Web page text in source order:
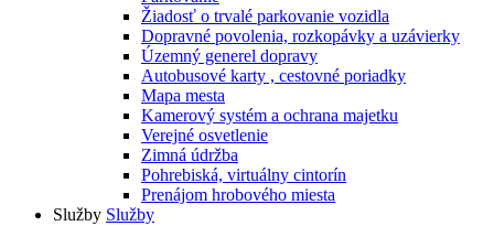
Žiadosť o trvalé parkovanie vozidla
Dopravné povolenia, rozkopávky a uzávierky
Územný generel dopravy
Autobusové karty , cestovné poriadky
Mapa mesta
Kamerový systém a ochrana majetku
Verejné osvetlenie
Zimná údržba
Pohrebiská, virtuálny cintorín
Prenájom hrobového miesta
Služby Služby